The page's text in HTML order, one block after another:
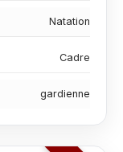
Natation
Cadre
gardienne